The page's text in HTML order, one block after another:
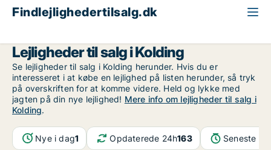
Findlejlighedertilsalg.dk
Lejligheder til salg i Kolding
Se lejligheder til salg i Kolding herunder. Hvis du er
interesseret i at købe en lejlighed på listen herunder, så tryk
på overskriften for at komme videre. Held og lykke med
jagten på din nye lejlighed! Mere info om lejligheder til salg i
Kolding.
Nye i dag1 Opdaterede 24h163 Seneste